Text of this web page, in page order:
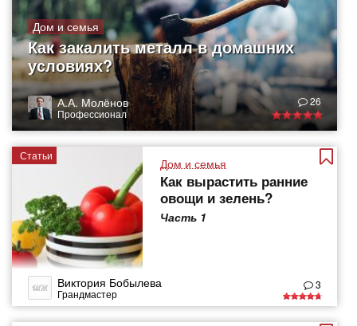
Дом и семья
Как закалить металл в домашних
условиях?
А.А. Молёнов
Профессионал
26
Статьи
Дом и семья
Как вырастить ранние
овощи и зелень?
Часть 1
Виктория Бобылева
Грандмастер
3